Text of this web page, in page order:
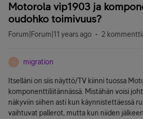
Motorola vip1903 ja
oudohko toimivuus?
Forum|Forum|11 years ago 2
M migration
Itselläni on siis näyttö/TV kiinni tuossa
komponenttiliitännässä. Mistähän voisi
näkyviin siihen asti kun käynnistettäessä
vaihtuvat pallerot, mutta kun niiden